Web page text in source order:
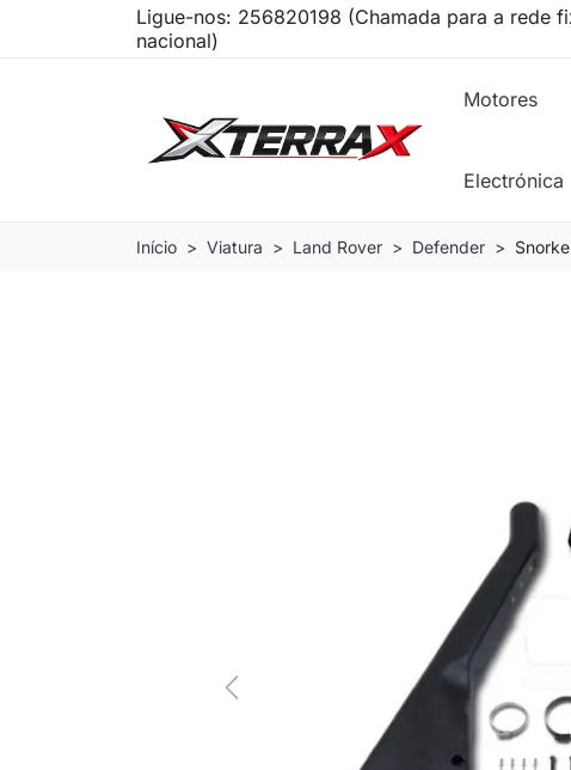
Ligue-nos: 256820198 (Chamada para a rede
nacional)
Motores
Electrónica
Início Viatura Land Rover Defender
Previous